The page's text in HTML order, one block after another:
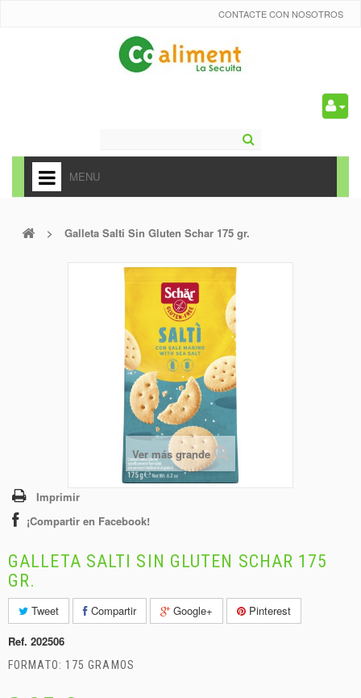
CONTACTE CON NOSOTROS
MENU
ALIMENTACIÓN
FRUTAS Y VEDURAS
CARNICERÍA Y CHARCUTERÍA
PANADERÍA
> Galleta Salti Sin Gluten Schar 175 gr.
Ver más grande
Imprimir
¡Compartir en Facebook!
GALLETA SALTI SIN GLUTEN SCHAR 175
GR.
Tweet Compartir Google+
Pinterest
Ref. 202506
FORMATO: 175 GRAMOS